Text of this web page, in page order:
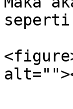
seperti